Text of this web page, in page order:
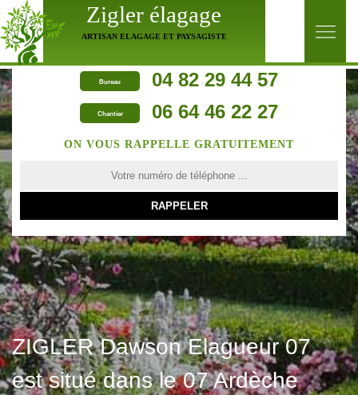
Zigler élagage
ARTISAN ELAGAGE ET PAYSAGISTE
Bureau 04 82 29 44 57
Chantier 06 64 46 22 27
ZIGLER Dawson Elagueur 07
est situé dans le 07 Ardèche
ON VOUS RAPPELLE GRATUITEMENT